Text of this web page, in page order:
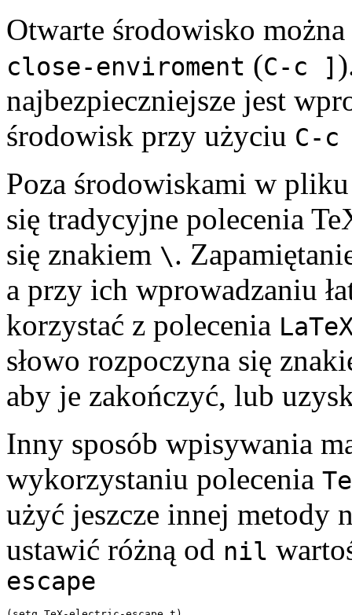
Otwarte środowisko
close-enviroment (C-c ]
najbezpieczniejsze jest
środowisk przy użyciu C-c
Poza środowiskami w
się tradycyjne polecenia
się znakiem \.
a przy ich wprowadzaniu
korzystać z polecenia
słowo rozpoczyna się
aby je zakończyć, lub
Inny sposób wpisywania
wykorzystaniu polecenia
użyć jeszcze innej
ustawić różną od nil
escape